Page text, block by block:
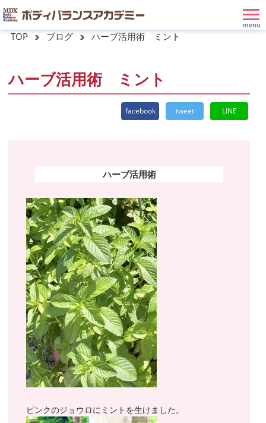
TOP ブログ ハーブ活用術 ミント
ハーブ活用術 ミント
facebook tweet LINE
ハーブ活用術
ピンクのジョウロにミントを生けました。